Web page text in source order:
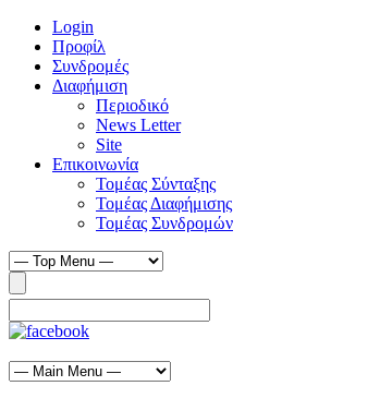
Login
Προφίλ
Συνδρομές
Διαφήμιση
Περιοδικό
News Letter
Site
Επικοινωνία
Τομέας Σύνταξης
Τομέας Διαφήμισης
Τομέας Συνδρομών